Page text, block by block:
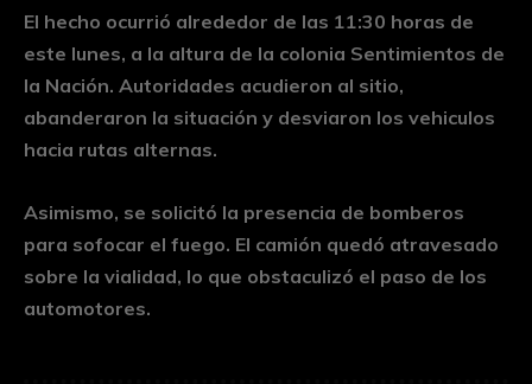
El hecho ocurrió alrededor de las 11:30 horas de
este lunes, a la altura de la colonia Sentimientos de
la Nación. Autoridades acudieron al sitio,
abanderaron la situación y desviaron los vehiculos
hacia rutas alternas.
Asimismo, se solicitó la presencia de bomberos
para sofocar el fuego. El camión quedó atravesado
sobre la vialidad, lo que obstaculizó el paso de los
automotores.